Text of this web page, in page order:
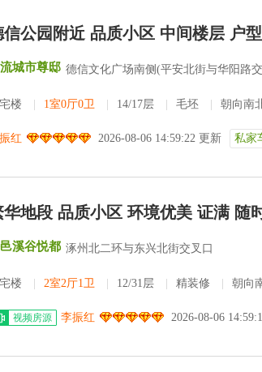
信公园附近 品质小区 中间楼层 户
城市尊邸 德信文化广场南侧(平安北街与华阳路
楼 1室0厅0卫 14/17层 毛坯 朝向南
红 2026-08-06 14:59:22 更新 私家
华地段 品质小区 环境优美 证满 随
溪谷悦都 涿州北二环与东兴北街交叉口
楼 2室2厅1卫 12/31层 精装修 朝向
视频房源 李振红 2026-08-06